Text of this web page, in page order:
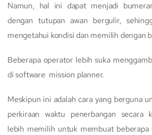
Namun, hal ini dapat menjadi
dengan tutupan awan bergulir,
mengetahui kondisi dan memilih dengan
Beberapa operator lebih suka
di software mission planner.
Meskipun ini adalah cara yang berguna
perkiraan waktu penerbangan secara
lebih memilih untuk membuat beberapa